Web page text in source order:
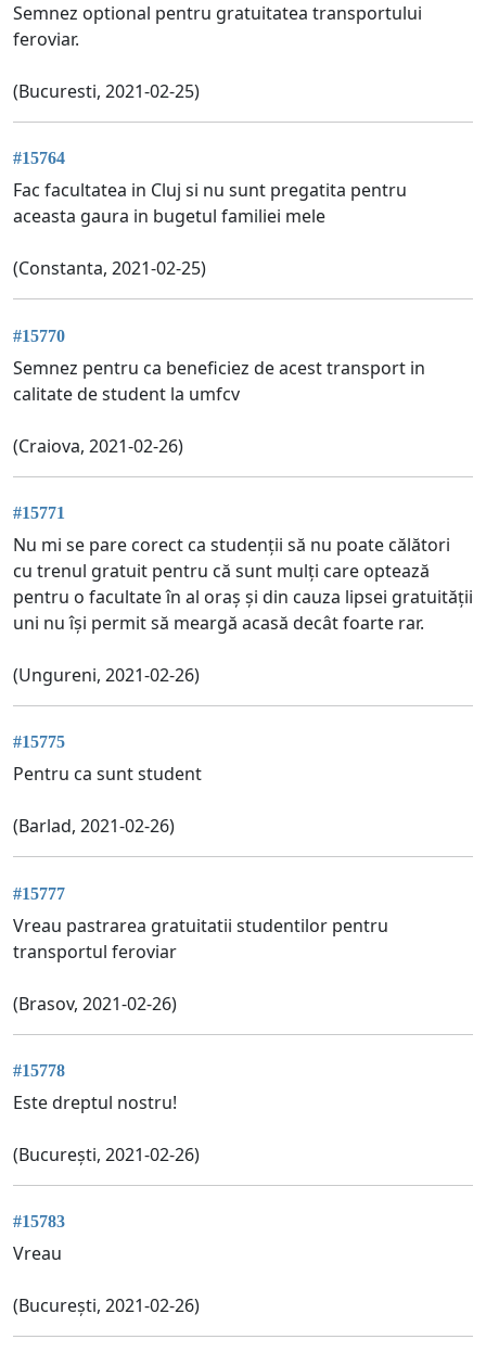
Semnez optional pentru gratuitatea transportului
feroviar.
(Bucuresti, 2021-02-25)
#15764
Fac facultatea in Cluj si nu sunt pregatita pentru
aceasta gaura in bugetul familiei mele
(Constanta, 2021-02-25)
#15770
Semnez pentru ca beneficiez de acest transport in
calitate de student la umfcv
(Craiova, 2021-02-26)
#15771
Nu mi se pare corect ca studenții să nu poate călători
cu trenul gratuit pentru că sunt mulți care optează
pentru o facultate în al oraș și din cauza lipsei gratuității
uni nu își permit să meargă acasă decât foarte rar.
(Ungureni, 2021-02-26)
#15775
Pentru ca sunt student
(Barlad, 2021-02-26)
#15777
Vreau pastrarea gratuitatii studentilor pentru
transportul feroviar
(Brasov, 2021-02-26)
#15778
Este dreptul nostru!
(București, 2021-02-26)
#15783
Vreau
(București, 2021-02-26)